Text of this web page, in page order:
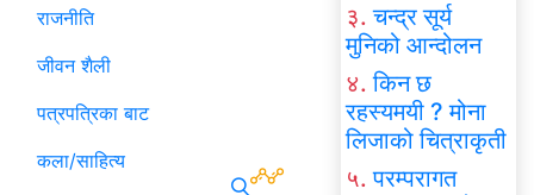
राजनीति
जीवन शैली
पत्रपत्रिका बाट
कला/साहित्य
३. चन्द्र सूर्य
मुनिको आन्दोलन
४. किन छ
रहस्यमयी ? मोना
लिजाको चित्राकृती
५. परम्परागत